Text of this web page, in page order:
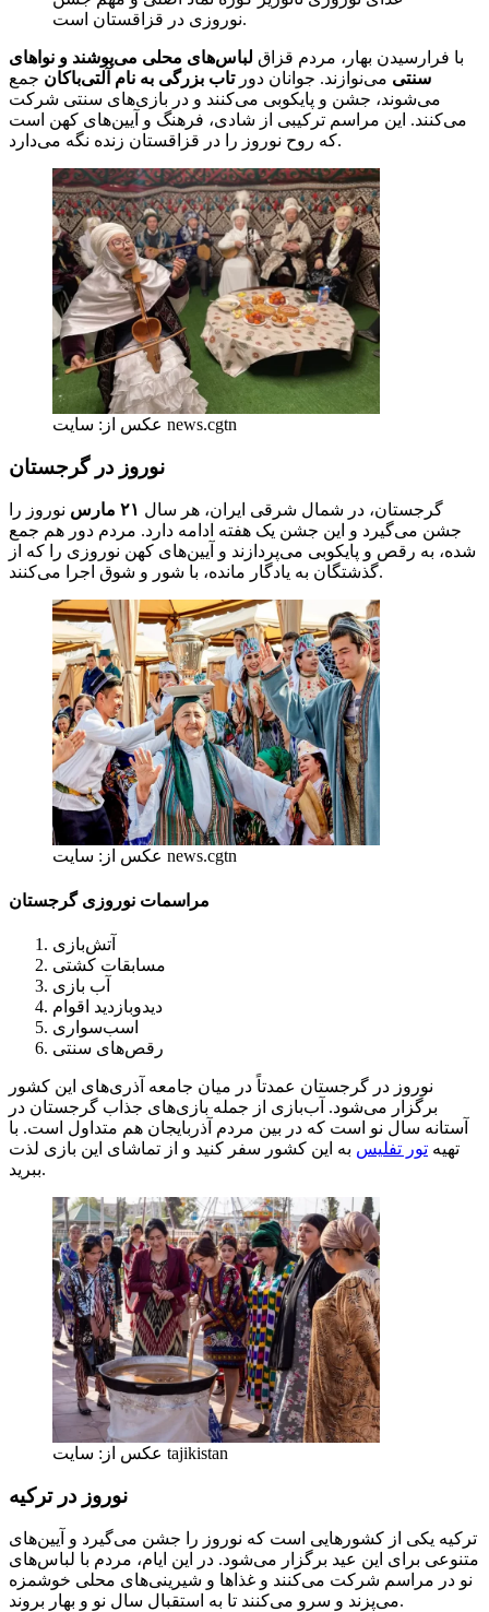
نوروزی در قزاقستان است.
با فرارسیدن بهار، مردم قزاق لباس‌های محلی می‌پوشند و نواهای
سنتی می‌نوازند. جوانان دور تاب بزرگی به نام آلتی‌باکان جمع
می‌شوند، جشن و پایکوبی می‌کنند و در بازی‌های سنتی شرکت
می‌کنند. این مراسم ترکیبی از شادی، فرهنگ و آیین‌های کهن است
که روح نوروز را در قزاقستان زنده نگه می‌دارد.
عکس از: سایت news.cgtn
نوروز در گرجستان
گرجستان، در شمال شرقی ایران، هر سال ۲۱ مارس
نوروز را
جشن می‌گیرد و این جشن یک هفته ادامه دارد. مردم دور هم جمع
شده، به رقص و پایکوبی می‌پردازند و آیین‌های کهن نوروزی را که از
گذشتگان به یادگار مانده، با شور و شوق اجرا می‌کنند.
عکس از: سایت news.cgtn
مراسمات نوروزی گرجستان
آتش‌بازی
مسابقات کشتی
آب بازی
دیدوبازدید اقوام
اسب‌سواری
رقص‌های سنتی
نوروز در گرجستان عمدتاً در میان جامعه آذری‌های این کشور
برگزار می‌شود. آب‌بازی از جمله بازی‌های جذاب گرجستان در
آستانه سال نو است که در بین مردم آذربایجان هم متداول‌ است. با
تهیه تور تفلیس به این کشور سفر کنید و از تماشای این بازی لذت
ببرید.
عکس از: سایت tajikistan
نوروز در ترکیه
ترکیه یکی از کشورهایی است که نوروز را جشن می‌گیرد و آیین‌های
متنوعی برای این عید برگزار می‌شود. در این ایام، مردم با لباس‌های
نو در مراسم شرکت می‌کنند و غذاها و شیرینی‌های محلی خوشمزه
می‌پزند و سرو می‌کنند تا به استقبال سال نو و بهار بروند.